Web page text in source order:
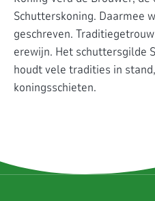
Schutterskoning. Daarmee
geschreven.
erewijn. Het schuttersgilde
houdt vele tradities in
koningsschieten.